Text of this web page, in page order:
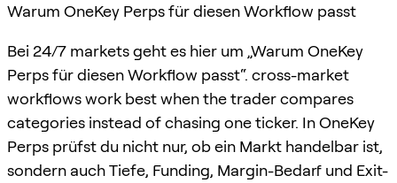
Warum OneKey Perps für diesen Workflow passt
Bei 24/7 markets geht es hier um „Warum OneKey
Perps für diesen Workflow passt“. cross-market
workflows work best when the trader compares
categories instead of chasing one ticker. In OneKey
Perps prüfst du nicht nur, ob ein Markt handelbar ist,
sondern auch Tiefe, Funding, Margin-Bedarf und Exit-